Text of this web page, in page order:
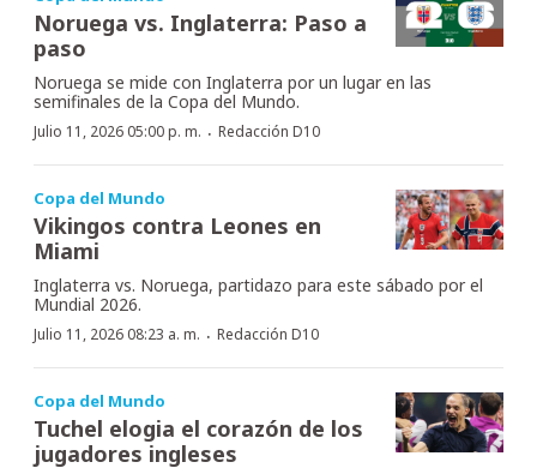
Noruega vs. Inglaterra: Paso a
paso
Noruega se mide con Inglaterra por un lugar en las
semifinales de la Copa del Mundo.
Julio 11, 2026 05:00 p. m. · Redacción D10
Copa del Mundo
Vikingos contra Leones en
Miami
Inglaterra vs. Noruega, partidazo para este sábado por el
Mundial 2026.
Julio 11, 2026 08:23 a. m. · Redacción D10
Copa del Mundo
Tuchel elogia el corazón de los
jugadores ingleses